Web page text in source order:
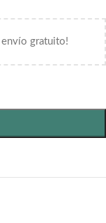
gratuito!